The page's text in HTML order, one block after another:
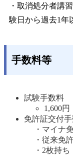
・取消処分者講
験日から過去1年
手数料等
試験手数料
1,600円
免許証交付
・マイナ
・従来免
・2枚持